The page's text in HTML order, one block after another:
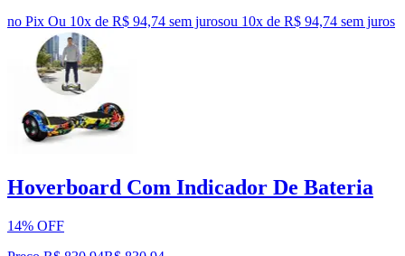
no Pix Ou 10x de R$ 94,74 sem jurosou 10x de R$ 94,74 sem juros
Hoverboard Com Indicador De Bateria
14% OFF